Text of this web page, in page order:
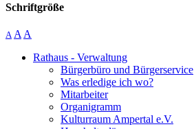
Schriftgröße
A A A
Rathaus - Verwaltung
Bürgerbüro und Bürgerservice
Was erledige ich wo?
Mitarbeiter
Organigramm
Kulturraum Ampertal e.V.